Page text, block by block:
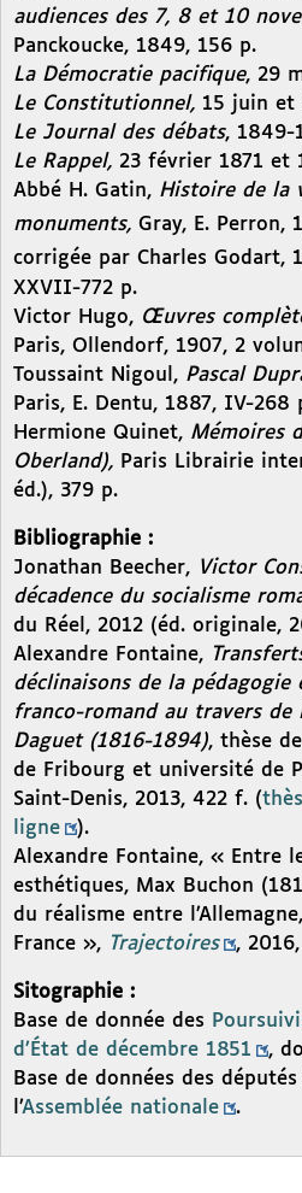
audiences des 7, 8 et 10
Panckoucke, 1849, 156 p.
La Démocratie pacifique, 29
Le Constitutionnel, 15 juin et
Le Journal des débats, 1849-
Le Rappel, 23 février 1871 et
Abbé H. Gatin, Histoire de la
monuments, Gray, E. Perron,
corrigée par Charles Godart, 1
XXVII-772 p.
Victor Hugo, Œuvres
Paris, Ollendorf, 1907, 2
Toussaint Nigoul, Pascal
Paris, E. Dentu, 1887, IV-268
Hermione Quinet, Mémoires
Oberland), Paris Librairie
éd.), 379 p.
Bibliographie :
Jonathan Beecher, Victor
décadence du socialisme
du Réel, 2012 (éd. originale,
Alexandre Fontaine,
déclinaisons de la pédagogie
franco-romand au travers de
Daguet (1816-1894), thèse
de Fribourg et université de
Saint-Denis, 2013, 422 f. (
ligne
).
Alexandre Fontaine, « Entre
esthétiques, Max Buchon
du réalisme entre
France », Trajectoires ,
Sitographie :
Base de donnée des
d’État de décembre 1851
,
Base de données des
l’Assemblée nationale .